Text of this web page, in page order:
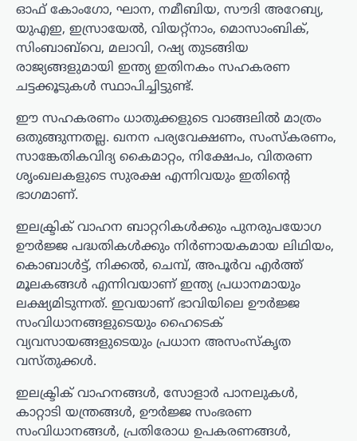
ഓഫ് കോംഗോ, ഘാന, നമീബിയ, സൗദി അറേബ്യ,
യുഎഇ, ഇസ്രായേൽ, വിയറ്റ്നാം, മൊസാംബിക്,
സിംബാബ്‌വെ, മലാവി, റഷ്യ തുടങ്ങിയ
രാജ്യങ്ങളുമായി ഇന്ത്യ ഇതിനകം സഹകരണ
ചട്ടക്കൂടുകൾ സ്ഥാപിച്ചിട്ടുണ്ട്.
ഈ സഹകരണം ധാതുക്കളുടെ വാങ്ങലിൽ മാത്രം
ഒതുങ്ങുന്നതല്ല. ഖനന പര്യവേക്ഷണം, സംസ്കരണം,
സാങ്കേതികവിദ്യ കൈമാറ്റം, നിക്ഷേപം, വിതരണ
ശൃംഖലകളുടെ സുരക്ഷ എന്നിവയും ഇതിന്റെ
ഭാഗമാണ്.
ഇലക്ട്രിക് വാഹന ബാറ്ററികൾക്കും പുനരുപയോഗ
ഊർജ്ജ പദ്ധതികൾക്കും നിർണായകമായ ലിഥിയം,
കൊബാൾട്ട്, നിക്കൽ, ചെമ്പ്, അപൂർവ എർത്ത്
മൂലകങ്ങൾ എന്നിവയാണ് ഇന്ത്യ പ്രധാനമായും
ലക്ഷ്യമിടുന്നത്. ഇവയാണ് ഭാവിയിലെ ഊർജ്ജ
സംവിധാനങ്ങളുടെയും ഹൈടെക്
വ്യവസായങ്ങളുടെയും പ്രധാന അസംസ്കൃത
വസ്തുക്കൾ.
ഇലക്ട്രിക് വാഹനങ്ങൾ, സോളാർ പാനലുകൾ,
കാറ്റാടി യന്ത്രങ്ങൾ, ഊർജ്ജ സംഭരണ
സംവിധാനങ്ങൾ, പ്രതിരോധ ഉപകരണങ്ങൾ,